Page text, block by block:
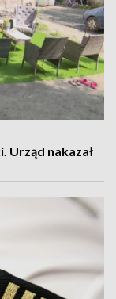
Urząd nakazał